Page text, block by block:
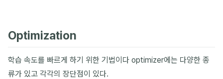
Optimization
학습 속도를 빠르게 하기 위한 기법이다 optimizer에는 다양한 종
류가 있고 각각의 장단점이 있다.